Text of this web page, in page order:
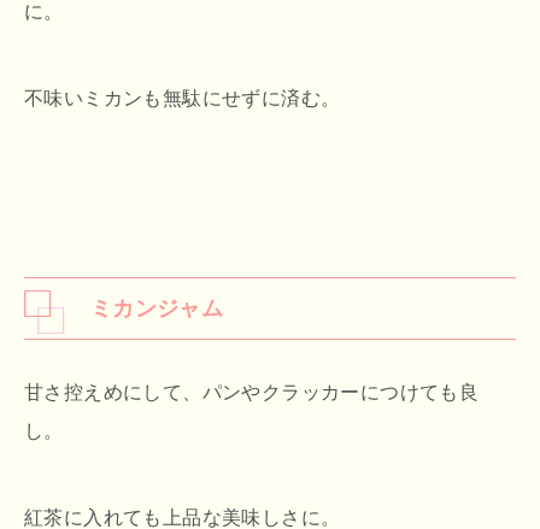
に。
不味いミカンも無駄にせずに済む。
ミカンジャム
甘さ控えめにして、パンやクラッカーにつけても良
し。
紅茶に入れても上品な美味しさに。